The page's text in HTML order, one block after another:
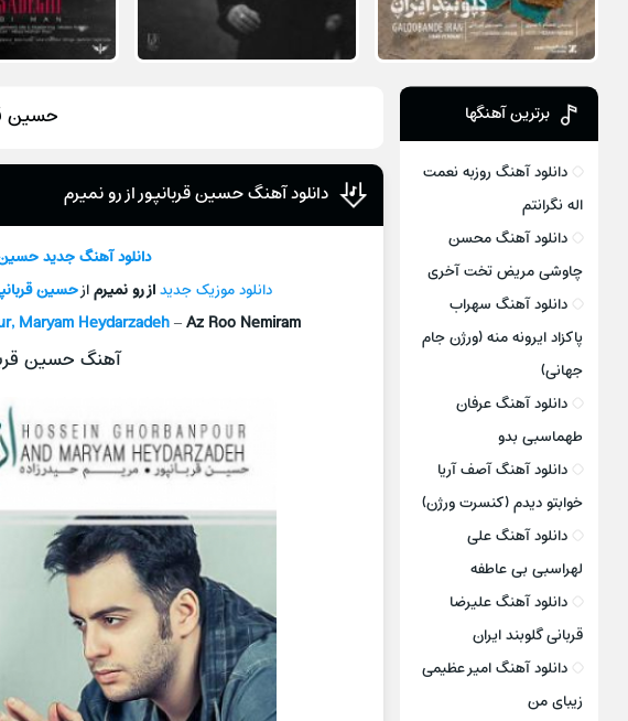
حسین
دانلود آهنگ حسین قربانپور از رو نمیرم
دانلود آهنگ جديدحسین
دانلود موزیک جديداز رو نمیرمازحسین
Maryam Heydarzadeh–Az Roo Nemiram
آهنگ حسین
برترین آهنگها
دانلود آهنگ روزبه نعمت
اله نگرانتم
دانلود آهنگ محسن
چاوشی مریض تخت آخری
دانلود آهنگ سهراب
پاکزاد ایرونه منه (ورژن جام
جهانی)
دانلود آهنگ عرفان
طهماسبی بدو
دانلود آهنگ آصف آریا
خوابتو دیدم (کنسرت ورژن)
دانلود آهنگ علی
لهراسبی بی عاطفه
دانلود آهنگ علیرضا
قربانی گلوبند ایران
دانلود آهنگ امیر عظیمی
زیبای من